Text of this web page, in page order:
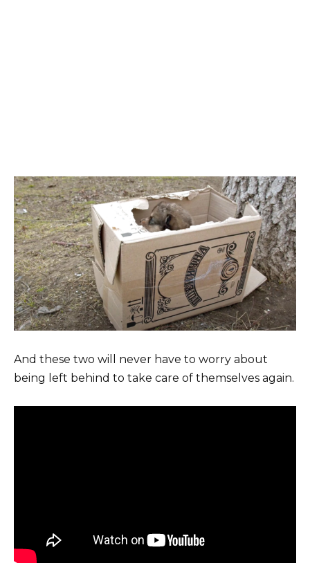
And these two will never have to worry about
being left behind to take care of themselves again.